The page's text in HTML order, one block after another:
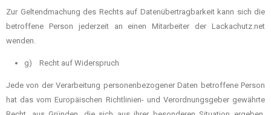
Zur Geltendmachung des Rechts auf Datenübertragbarkeit kann sich die
betroffene Person jederzeit an einen Mitarbeiter der Lackachutz.net
wenden.
g) Recht auf Widerspruch
Jede von der Verarbeitung personenbezogener Daten betroffene Person
hat das vom Europäischen Richtlinien- und Verordnungsgeber gewährte